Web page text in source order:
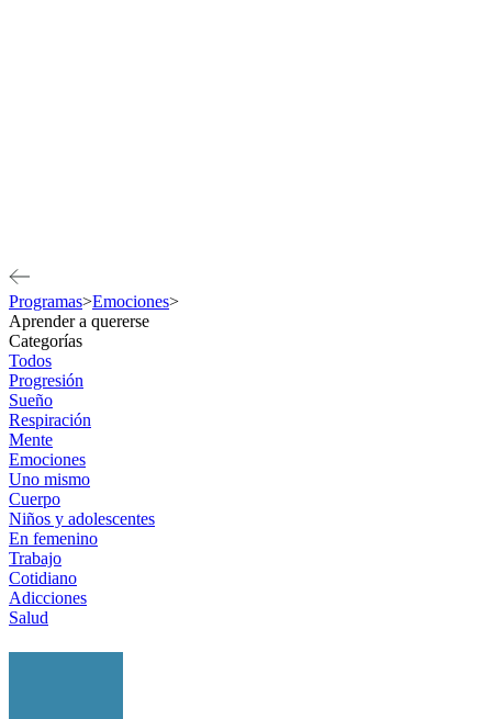
Programas>Emociones>
Aprender a quererse
Categorías
Todos
Progresión
Sueño
Respiración
Mente
Emociones
Uno mismo
Cuerpo
Niños y adolescentes
En femenino
Trabajo
Cotidiano
Adicciones
Salud